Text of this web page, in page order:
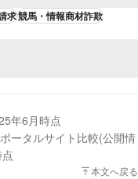
求競馬・情報商材詐欺
年6月時点
ータルサイト比較(公開情
本文へ戻る